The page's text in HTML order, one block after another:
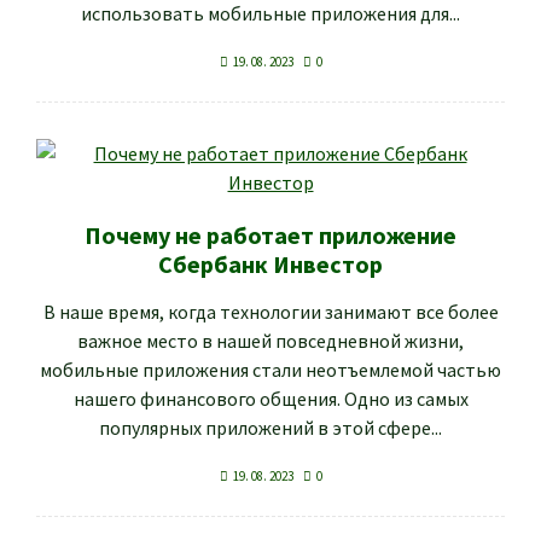
использовать мобильные приложения для...
19. 08. 2023 0
Почему не работает приложение
Сбербанк Инвестор
В наше время, когда технологии занимают все более
важное место в нашей повседневной жизни,
мобильные приложения стали неотъемлемой частью
нашего финансового общения. Одно из самых
популярных приложений в этой сфере...
19. 08. 2023 0